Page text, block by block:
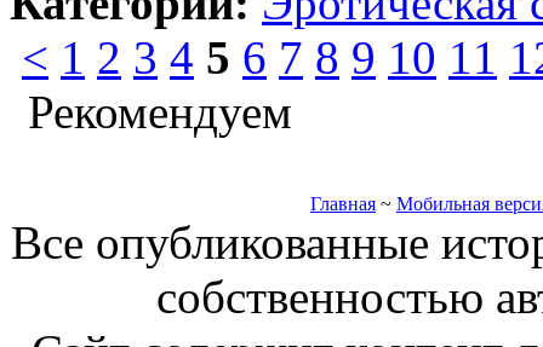
< 1 2 3 4 5 6 7 8 9 10 11
Рекомендуем
Главная ~ Мобильная
Все опубликованные
собственностью